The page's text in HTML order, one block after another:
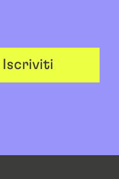
Iscriviti